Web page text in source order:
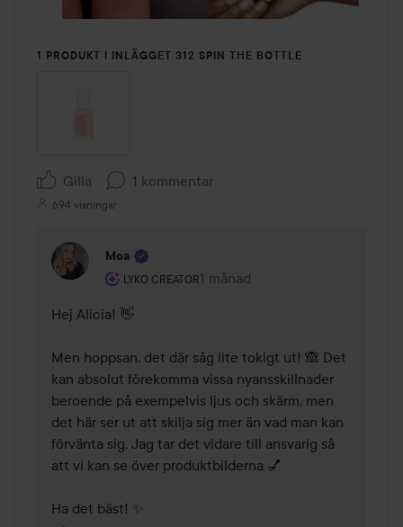
1 PRODUKT I INLÄGGET 312 SPIN THE BOTTLE
Gilla 1 kommentar
694 visningar
Moa
LYKO CREATOR
Användarens roll: Lyko Creator.
1 månad
Kommentaren lades 1 månad
Hej Alicia! 👋
Men hoppsan, det där såg lite tokigt ut! 🙈 Det
kan absolut förekomma vissa nyansskillnader
beroende på exempelvis ljus och skärm, men
det här ser ut att skilja sig mer än vad man kan
förvänta sig. Jag tar det vidare till ansvarig så
att vi kan se över produktbilderna 💅
Ha det bäst! ✨